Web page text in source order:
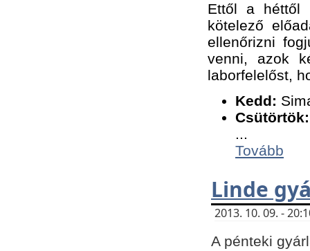
Ettől a héttől
kötelező
ellenőrizni
venni, azok
laborfelelőst,
Kedd:
Csütörtök:
...
Tovább
Linde
2013. 10. 09. -
A pénteki